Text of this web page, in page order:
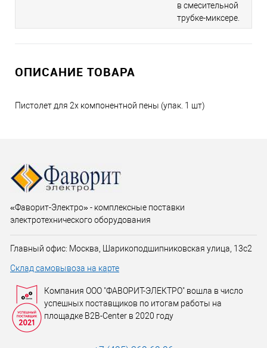
в смесительной
трубке-миксере.
ОПИСАНИЕ ТОВАРА
Пистолет для 2х компонентной пены (упак. 1 шт)
«Фаворит-Электро» - комплексные поставки
электротехнического оборудования
Главный офис: Москва, Шарикоподшипниковская улица, 13с2
Склад самовывоза на карте
Компания ООО "ФАВОРИТ-ЭЛЕКТРО" вошла в число
успешных поставщиков по итогам работы на
площадке B2B-Center в 2020 году